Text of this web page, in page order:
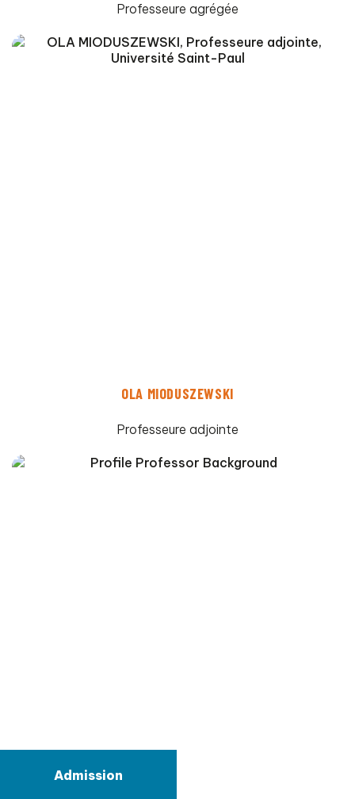
Professeure agrégée
OLA MIODUSZEWSKI
Professeure adjointe
Admission